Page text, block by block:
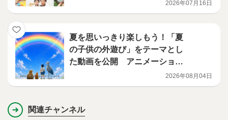
険」を公開
2026年07月16日
夏を思いっきり楽しもう！「夏
の子供の外遊び」をテーマとし
た動画を公開 アニメーション
2026年08月04日
関連チャンネル